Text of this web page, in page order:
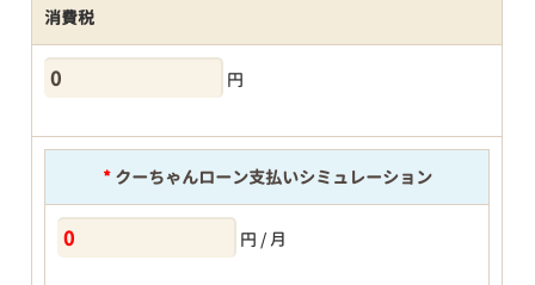
消費税
円
*クーちゃんローン支払いシミュレーション
円 / 月